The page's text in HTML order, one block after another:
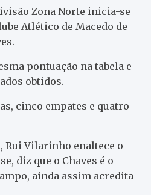
Zona Norte inicia-se
Atlético de Macedo de
pontuação na tabela e
obtidos.
cinco empates e quatro
Rui Vilarinho enaltece o
diz que o Chaves é o
ainda assim acredita